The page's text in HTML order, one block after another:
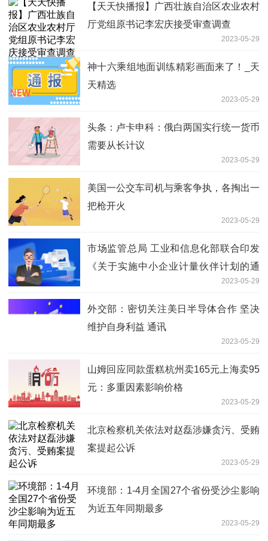
【天天快播报】广西壮族自治区农业农村
厅党组原书记李宏庆接受审查调查
2023-05-29
神十六乘组地面训练精彩画面来了！_天
天精选
2023-05-29
头条：卢卡申科：俄白两国实行统一货币
需要从长计议
2023-05-29
美国一公交车司机与乘客争执，各掏出一
把枪开火
2023-05-29
市场监管总局 工业和信息化部联合印发
《关于实施中小企业计量伙伴计划的通
2023-05-29
外交部：密切关注美日半导体合作 坚决
维护自身利益 通讯
2023-05-29
山姆回应同款蛋糕杭州卖165元上海卖95
元：多重因素影响价格
2023-05-29
北京检察机关依法对赵磊涉嫌贪污、受贿
案提起公诉
2023-05-29
环境部：1-4月全国27个省份受沙尘影响
为近五年同期最多
2023-05-29